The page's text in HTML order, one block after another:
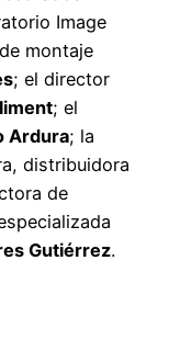
Image
montaje
; el director
; el
Ardura; la
distribuidora
de
Gutiérrez.